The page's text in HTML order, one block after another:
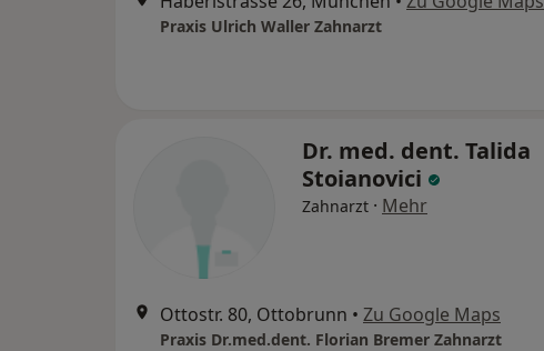
Praxis Ulrich Waller Zahnarzt
Dr. med. dent. Talida
Stoianovici
Zahnarzt · Mehr
Ottostr. 80, Ottobrunn • Zu Google Maps
Praxis Dr.med.dent. Florian Bremer Zahnarzt